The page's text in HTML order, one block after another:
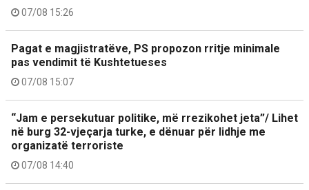
07/08 15:26
Pagat e magjistratëve, PS propozon rritje minimale
pas vendimit të Kushtetueses
07/08 15:07
“Jam e persekutuar politike, më rrezikohet jeta”/ Lihet
në burg 32-vjeçarja turke, e dënuar për lidhje me
organizatë terroriste
07/08 14:40